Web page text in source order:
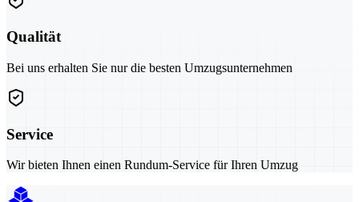
Qualität
Bei uns erhalten Sie nur die besten Umzugsunternehmen
Service
Wir bieten Ihnen einen Rundum-Service für Ihren Umzug